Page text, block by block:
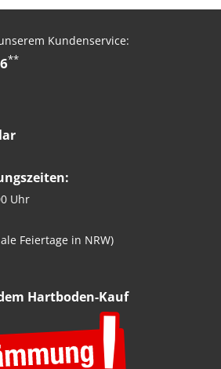
Kundenservice:
**
Uhr
Feiertage in NRW)
Hartboden-Kauf